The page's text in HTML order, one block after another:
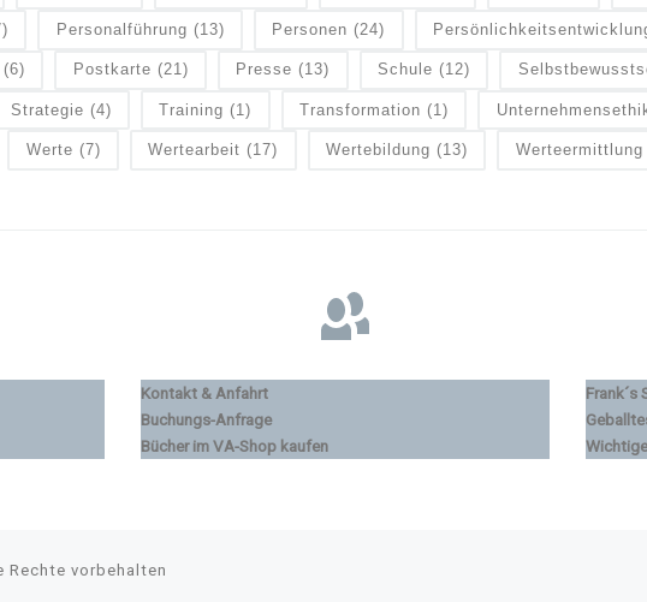
Personalführung (13) Personen (24)
(6) Postkarte (21) Presse (13) Schule (12)
Strategie (4) Training (1) Transformation (1)
Werte (7) Wertearbeit (17) Wertebildung (13) Werteermittlung
Kontakt & Anfahrt
Buchungs-Anfrage
Bücher im VA-Shop kaufen
Frank´s
Rechte vorbehalten